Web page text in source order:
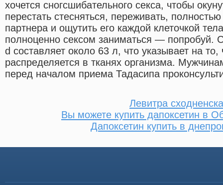
хочется сногсшибательного секса, чтобы
перестать стесняться, переживать,
партнера и ощутить его каждой клеточкой
полноценно сексом заниматься — попробуй.
d составляет около 63 л, что указывает на
распределяется в тканях организма.
перед началом приема Тадасипа
Левитра
Вы можете купить дапоксетин в
Дапоксетин купить в